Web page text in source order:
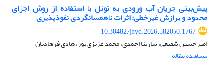
پیش‌بینی جریان آب ورودی به تونل با استفاده از روش اجزای
محدود و برازش غیرخطی: اثرات ناهمسانگردی نفوذپذیری
10.30482/jhyd.2026.582050.1767
امیر حسین شفیعی، سارینا احمدی، محمد عزیزی پور، هادی فرهادیان
مشاهده مقاله